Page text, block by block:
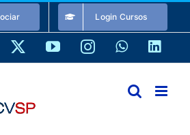
Login Cursos
YouTubeInstagramWhatsApp